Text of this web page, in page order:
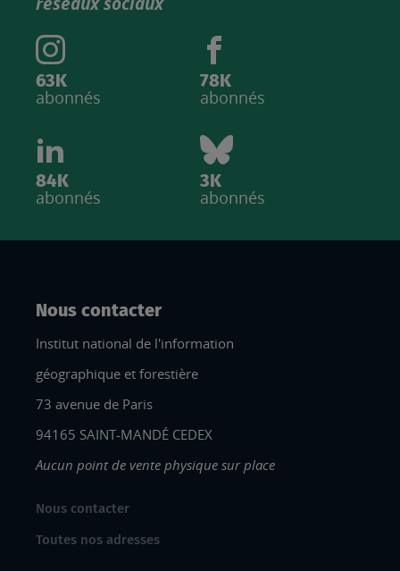
63K
abonnés
78K
abonnés
84K
abonnés
3K
abonnés
Nous contacter
Institut national de l'information
géographique et forestière
73 avenue de Paris
94165 SAINT-MANDÉ CEDEX
Aucun point de vente physique sur place
Nous contacter
Toutes nos adresses